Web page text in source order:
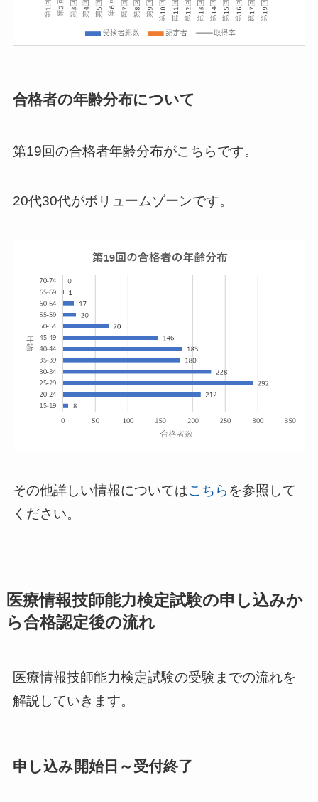
合格者の年齢分布について
第19回の合格者年齢分布がこちらです。
20代30代がボリュームゾーンです。
その他詳しい情報についてはこちら を参照して
ください。
医療情報技師能力検定試験の申し込みか
ら合格認定後の流れ
医療情報技師能力検定試験の受験までの流れを
解説していきます。
申し込み開始日～受付終了